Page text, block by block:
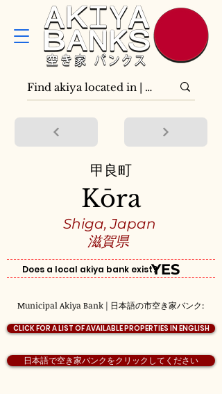
甲良町
Shiga, Japan
Municipal Akiya Bank | 日本語の市空き家バンク:
Kōra
Does a local akiya bank exist?
日本語で空き家バンクをクリックしてください
滋賀県
YES
CLICK FOR A LIST OF AVAILABLE PROPERTIES IN ENGLISH